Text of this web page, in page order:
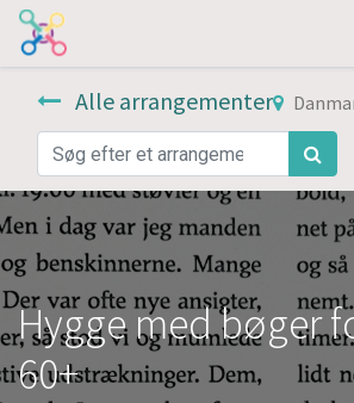
Alle arrangementer
Hygge med bøger
60+